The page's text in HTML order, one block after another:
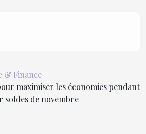
& Finance
maximiser les économies pendant
soldes de novembre